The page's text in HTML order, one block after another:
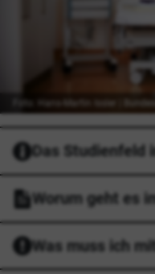
Das Studienfeld
Worum geht es
Was muss ich